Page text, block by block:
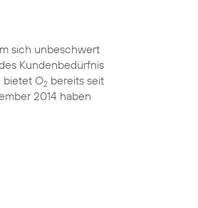
sich unbeschwert
Kundenbedürfnis
bietet O2 bereits seit
2014 haben